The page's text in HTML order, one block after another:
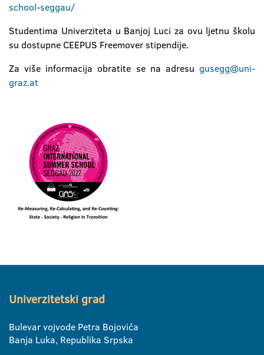
school-seggau/
Studentima Univerziteta u Banjoj Luci za ovu ljetnu školu
su dostupne CEEPUS Freemover stipendije.
Za više informacija obratite se na adresu gusegg@uni-
graz.at
Univerzitetski grad
Bulevar vojvode Petra Bojovića
Banja Luka, Republika Srpska